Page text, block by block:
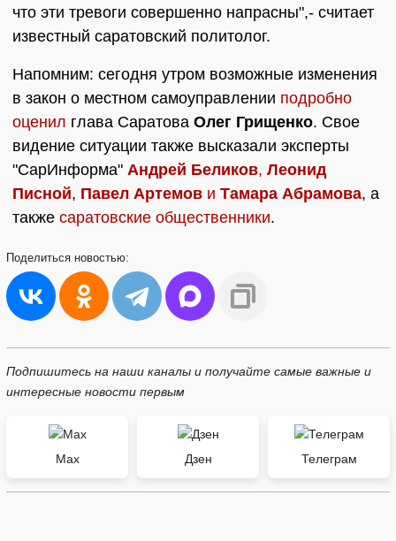
что эти тревоги совершенно напрасны",- считает
известный саратовский политолог.
Напомним: сегодня утром возможные изменения
в закон о местном самоуправлении подробно
оценил глава Саратова Олег Грищенко. Свое
видение ситуации также высказали эксперты
"СарИнформа" Андрей Беликов, Леонид
Писной, Павел Артемов и Тамара Абрамова, а
также саратовские общественники.
Поделиться новостью:
Подпишитесь на наши каналы и получайте самые важные и
интересные новости первым
Max Дзен Телеграм